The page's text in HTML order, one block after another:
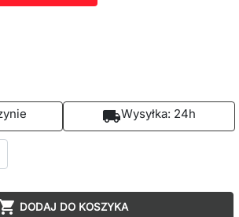
local_shippingWysyłka: 24h
DODAJ DO KOSZYKA